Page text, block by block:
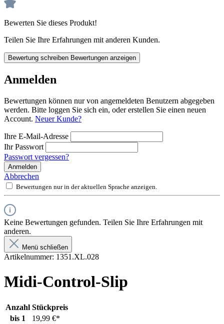
Bewerten Sie dieses Produkt!
Teilen Sie Ihre Erfahrungen mit anderen Kunden.
Bewertung schreiben Bewertungen anzeigen
Anmelden
Bewertungen können nur von angemeldeten Benutzern abgegeben
werden. Bitte loggen Sie sich ein, oder erstellen Sie einen neuen
Account. Neuer Kunde?
Ihre E-Mail-Adresse
Ihr Passwort
Passwort vergessen?
Anmelden
Abbrechen
Bewertungen nur in der aktuellen Sprache anzeigen.
Keine Bewertungen gefunden. Teilen Sie Ihre Erfahrungen mit
anderen.
Menü schließen
Artikelnummer: 1351.XL.028
Midi-Control-Slip
Anzahl Stückpreis
bis 1 19,99 €*